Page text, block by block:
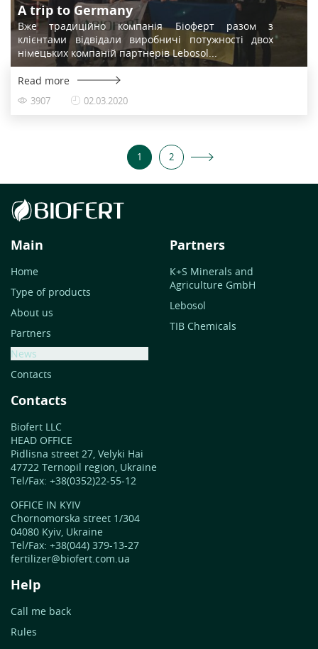
A trip to Germany
Вже традиційно компанія Біоферт разом з
клієнтами відвідали виробничі потужності двох
німецьких компаній партнерів Lebosol...
Read more
3907 02.03.2020
1 2
Main
Home
Type of products
About us
Partners
News
Contacts
Partners
К+S Minerals and
Agriculture GmbH
Lebosol
TIB Chemicals
Contacts
Biofert LLC
HEAD OFFICE
Pidlisna street 27, Velyki Hai
47722 Ternopil region, Ukraine
Tel/Fax: +38(0352)22-55-12
OFFICE IN KYIV
Chornomorska street 1/304
04080 Kyiv, Ukraine
Tel/Fax: +38(044) 379-13-27
fertilizer@biofert.com.ua
Help
Call me back
Rules